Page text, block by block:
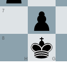
7
8
G
H